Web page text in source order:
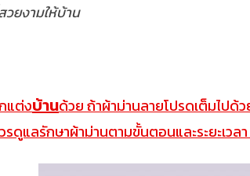
ยงามให้บ้าน
แต่งบ้านด้วย ถ้าผ้าม่านลายโปรดเต็มไปด้
แลรักษาผ้าม่านตามขั้นตอนและระยะเวลา